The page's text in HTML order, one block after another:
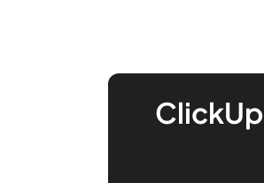
ابدأ باستخدام ClickUp